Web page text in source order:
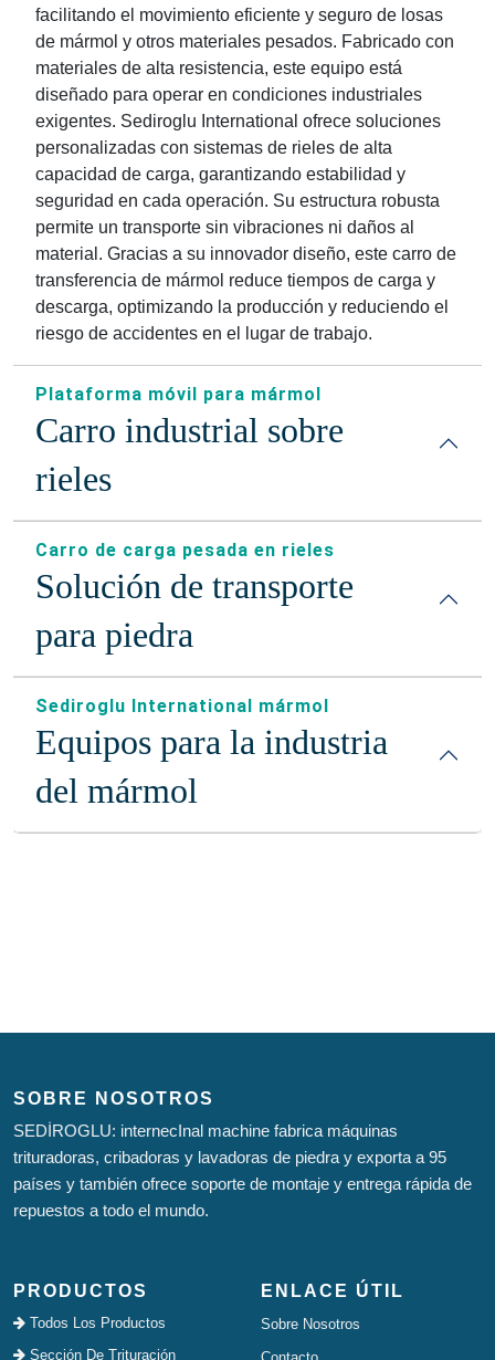
facilitando el movimiento eficiente y seguro de losas
de mármol y otros materiales pesados. Fabricado con
materiales de alta resistencia, este equipo está
diseñado para operar en condiciones industriales
exigentes. Sediroglu International ofrece soluciones
personalizadas con sistemas de rieles de alta
capacidad de carga, garantizando estabilidad y
seguridad en cada operación. Su estructura robusta
permite un transporte sin vibraciones ni daños al
material. Gracias a su innovador diseño, este carro de
transferencia de mármol reduce tiempos de carga y
descarga, optimizando la producción y reduciendo el
riesgo de accidentes en el lugar de trabajo.
Plataforma móvil para mármol
Carro industrial sobre
rieles
Carro de carga pesada en rieles
Solución de transporte
para piedra
Sediroglu International mármol
Equipos para la industria
del mármol
SOBRE NOSOTROS
SEDİROGLU: internecInal machine fabrica máquinas
trituradoras, cribadoras y lavadoras de piedra y exporta a 95
países y también ofrece soporte de montaje y entrega rápida de
repuestos a todo el mundo.
PRODUCTOS
Todos Los Productos
Sección De Trituración
ENLACE ÚTIL
Sobre Nosotros